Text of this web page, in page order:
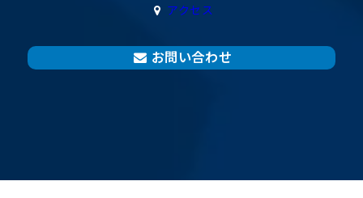
アクセス
お問い合わせ